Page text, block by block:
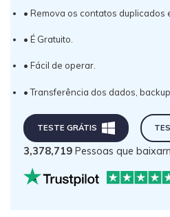
• Remova os contatos duplicados
• É Gratuito.
• Fácil de operar.
• Transferência dos dados,
TESTE GRÁTIS
3,378,719 Pessoas que